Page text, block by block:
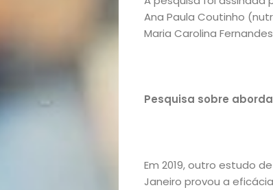
Decoração
Homem
&
Ana Paula Coutinho
Maria Carolina
Pesquisa sobre
Em 2019, outro estudo
Janeiro provou a